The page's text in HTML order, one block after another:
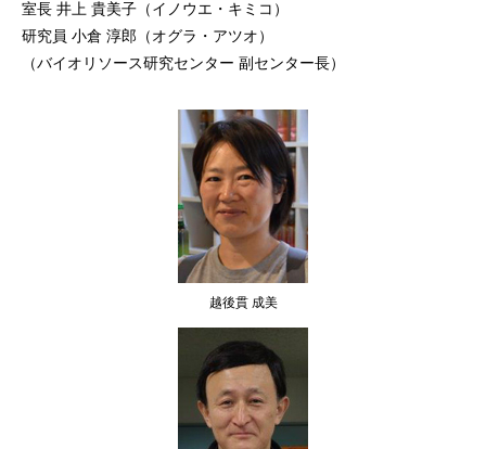
室長 井上 貴美子（イノウエ・キミコ）
研究員 小倉 淳郎（オグラ・アツオ）
（バイオリソース研究センター 副センター長）
越後貫 成美